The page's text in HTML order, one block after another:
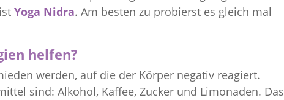
Yoga Nidra. Am besten zu probierst es gleich mal
helfen?
werden, auf die der Körper negativ reagiert.
sind: Alkohol, Kaffee, Zucker und Limonaden. Das